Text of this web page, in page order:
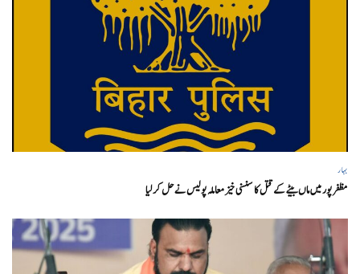
بہار
مظفر پور میں ماں بیٹے کے قتل کا سنسنی خیز معاملہ پولیس نے حل کر لیا